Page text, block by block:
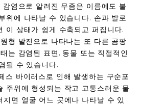
염으로 알려진 무좀은 이름에도 불
위에 나타날 수 있습니다. 손과 발로
이 상태가 쉽게 수축되고 퍼집니다.
형 발진으로 나타나는 또 다른 곰팡
는 감염된 표면, 동물 또는 직접적인
될 수 있습니다.
스 바이러스로 인해 발생하는 구순포
주위에 형성되는 작고 고통스러운 물
지면 얼굴 어느 곳에나 나타날 수 있